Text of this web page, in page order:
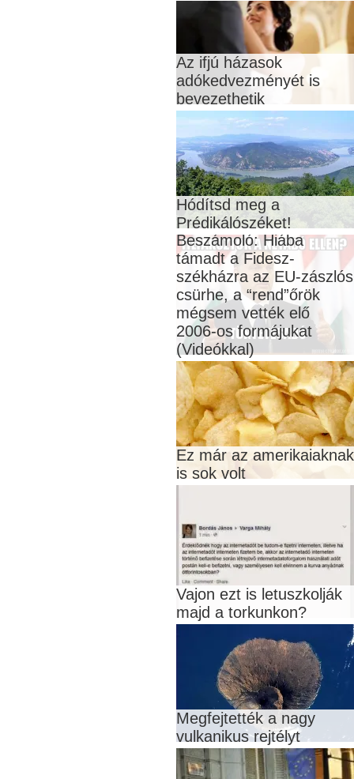
Az ifjú házasok
adókedvezményét is
bevezethetik
Hódítsd meg a
Prédikálószéket!
Beszámoló: Hiába
támadt a Fidesz-
székházra az EU-zászlós
csürhe, a “rend”őrök
mégsem vették elő
2006-os formájukat
(Videókkal)
Ez már az amerikaiaknak
is sok volt
Vajon ezt is letuszkolják
majd a torkunkon?
Megfejtették a nagy
vulkanikus rejtélyt